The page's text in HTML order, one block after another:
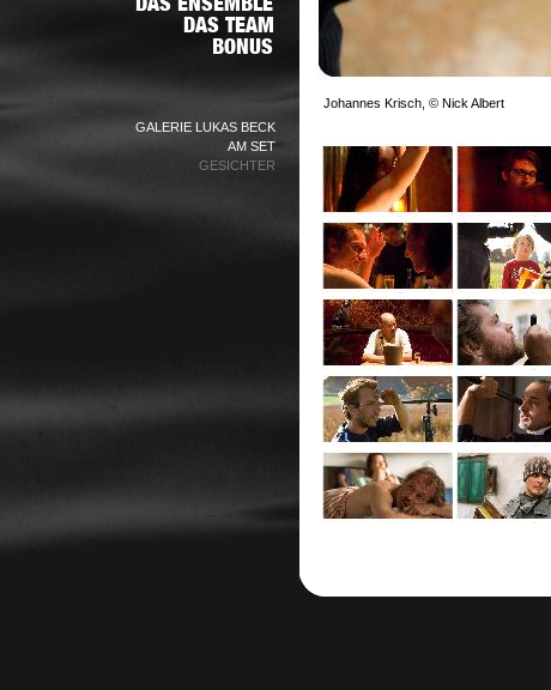
GALERIE LUKAS BECK
AM SET
GESICHTER
Johannes Krisch, © Nick Albert